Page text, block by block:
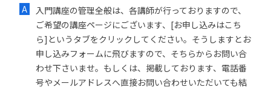
入門講座の管理全般は、各講師が行っておりますので、
ご希望の講座ページにございます、[お申し込みはこち
ら]というタブをクリックしてください。そうしますとお
申し込みフォームに飛びますので、そちらからお問い合
わせ下さいませ。もしくは、掲載しております、電話番
号やメールアドレスへ直接お問い合わせいただいても結